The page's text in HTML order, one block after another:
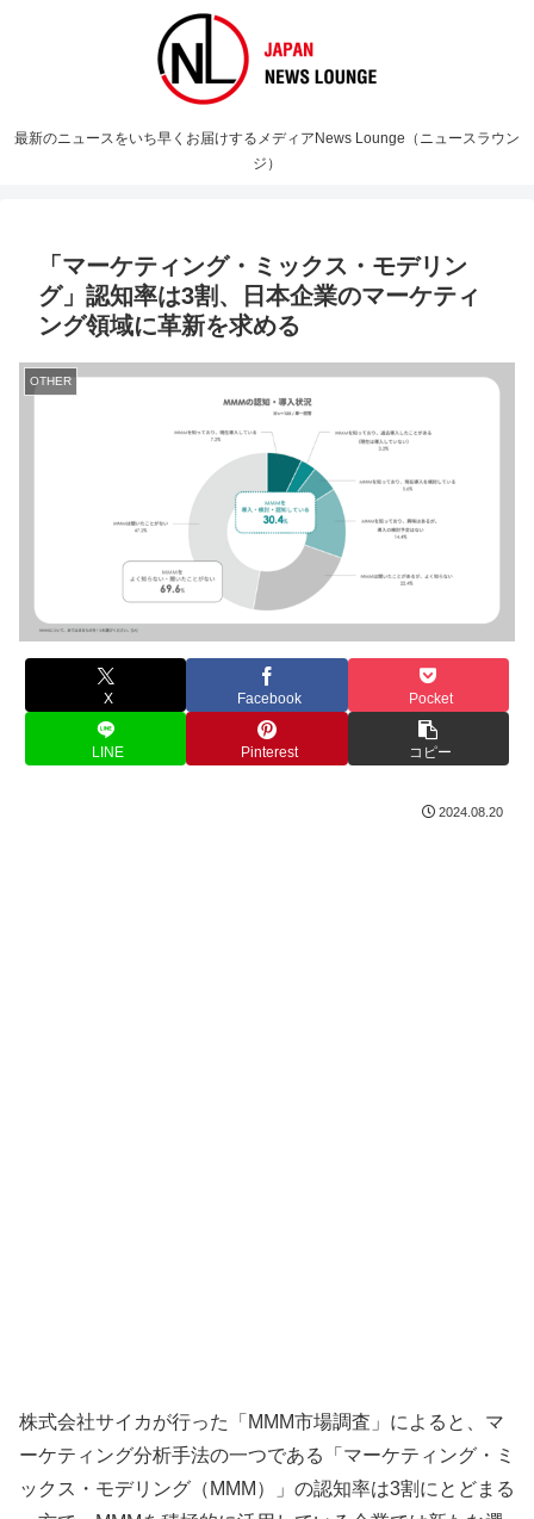
最新のニュースをいち早くお届けするメディアNews Lounge（ニュースラウン
ジ）
「マーケティング・ミックス・モデリン
グ」認知率は3割、日本企業のマーケティ
ング領域に革新を求める
OTHER
X Facebook Pocket
LINE Pinterest コピー
2024.08.20
株式会社サイカが行った「MMM市場調査」によると、マ
ーケティング分析手法の一つである「マーケティング・ミ
ックス・モデリング（MMM）」の認知率は3割にとどまる